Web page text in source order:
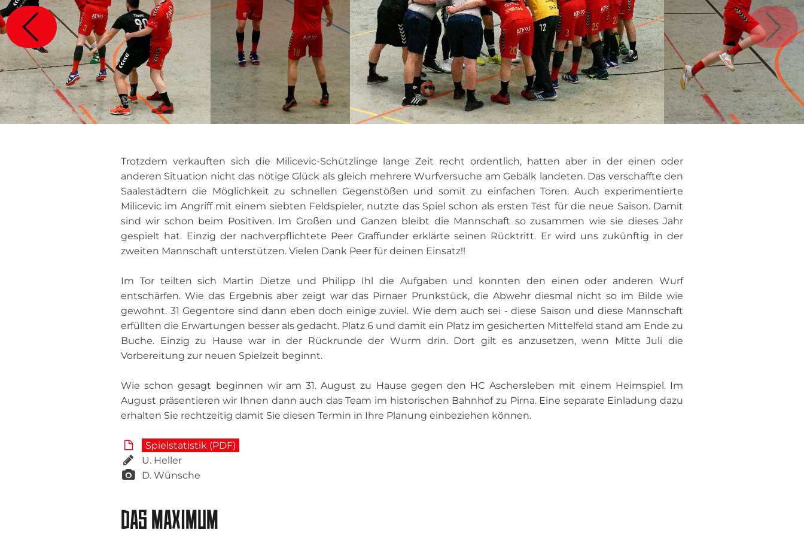
Trotzdem verkauften sich die Milicevic-Schützlinge lange Zeit recht ordentlich, hatten aber in der einen oder
anderen Situation nicht das nötige Glück als gleich mehrere Wurfversuche am Gebälk landeten. Das verschaffte den
Saalestädtern die Möglichkeit zu schnellen Gegenstößen und somit zu einfachen Toren. Auch experimentierte
Milicevic im Angriff mit einem siebten Feldspieler, nutzte das Spiel schon als ersten Test für die neue Saison. Damit
sind wir schon beim Positiven. Im Großen und Ganzen bleibt die Mannschaft so zusammen wie sie dieses Jahr
gespielt hat. Einzig der nachverpflichtete Peer Graffunder erklärte seinen Rücktritt. Er wird uns zukünftig in der
zweiten Mannschaft unterstützen. Vielen Dank Peer für deinen Einsatz!!
Im Tor teilten sich Martin Dietze und Philipp Ihl die Aufgaben und konnten den einen oder anderen Wurf
entschärfen. Wie das Ergebnis aber zeigt war das Pirnaer Prunkstück, die Abwehr diesmal nicht so im Bilde wie
gewohnt. 31 Gegentore sind dann eben doch einige zuviel. Wie dem auch sei - diese Saison und diese Mannschaft
erfüllten die Erwartungen besser als gedacht. Platz 6 und damit ein Platz im gesicherten Mittelfeld stand am Ende zu
Buche. Einzig zu Hause war in der Rückrunde der Wurm drin. Dort gilt es anzusetzen, wenn Mitte Juli die
Vorbereitung zur neuen Spielzeit beginnt.
Wie schon gesagt beginnen wir am 31. August zu Hause gegen den HC Aschersleben mit einem Heimspiel. Im
August präsentieren wir Ihnen dann auch das Team im historischen Bahnhof zu Pirna. Eine separate Einladung dazu
erhalten Sie rechtzeitig damit Sie diesen Termin in Ihre Planung einbeziehen können.
Spielstatistik (PDF)
U. Heller
D. Wünsche
DAS MAXIMUM